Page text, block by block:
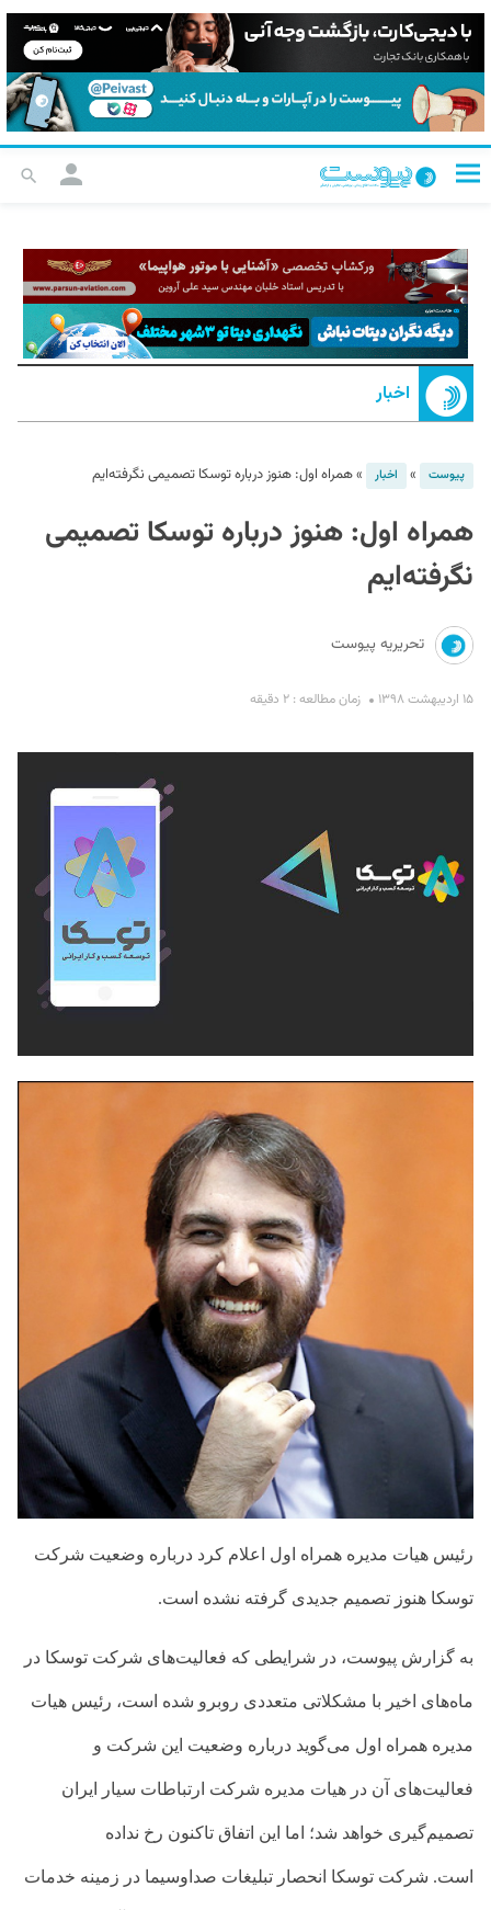
اخبار
پیوست » اخبار »همراه اول: هنوز درباره توسکا تصمیمی نگرفته‌ایم
همراه اول: هنوز درباره توسکا تصمیمی
نگرفته‌ایم
تحریریه پیوست
۱۵ اردیبهشت ۱۳۹۸ زمان مطالعه : ۲ دقیقه
رئیس هیات مدیره همراه اول اعلام کرد درباره وضعیت شرکت
توسکا هنوز تصمیم جدیدی گرفته نشده است.
به گزارش پیوست، در شرایطی که فعالیت‌های شرکت توسکا در
ماه‌های اخیر با مشکلاتی متعددی روبرو شده است، رئیس هیات
مدیره همراه اول می‌گوید درباره وضعیت این شرکت و
فعالیت‌های آن در هیات مدیره شرکت ارتباطات سیار ایران
تصمیم‌گیری خواهد شد؛ اما این اتفاق تاکنون رخ نداده
است. شرکت توسکا انحصار تبلیغات صداوسیما در زمینه خدمات